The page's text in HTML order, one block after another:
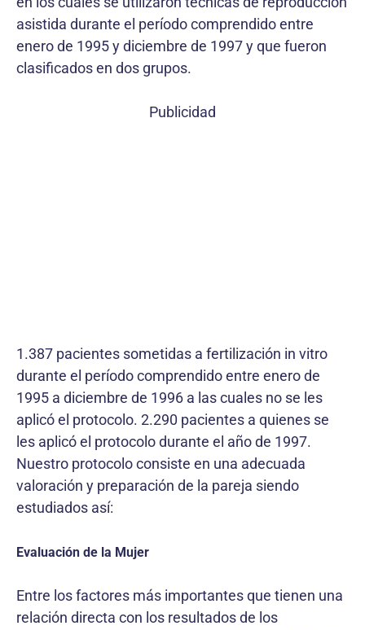
asistida durante el período comprendido entre
enero de 1995 y diciembre de 1997 y que fueron
clasificados en dos grupos.
Publicidad
1.387 pacientes sometidas a fertilización in vitro
durante el período comprendido entre enero de
1995 a diciembre de 1996 a las cuales no se les
aplicó el protocolo. 2.290 pacientes a quienes se
les aplicó el protocolo durante el año de 1997.
Nuestro protocolo consiste en una adecuada
valoración y preparación de la pareja siendo
estudiados así:
Evaluación de la Mujer
Entre los factores más importantes que tienen una
relación directa con los resultados de los